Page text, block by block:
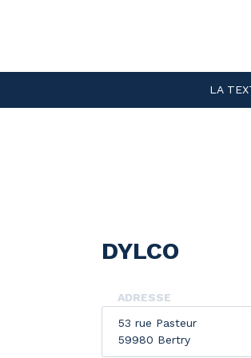
LA
DYLCO
ADRESSE
53 rue Pasteur
59980 Bertry